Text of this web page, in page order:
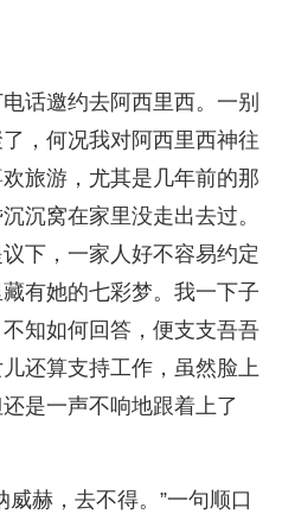
话邀约去阿西里西。一别
，何况我对阿西里西神往
旅游，尤其是几年前的那
沉窝在家里没走出去过。
下，一家人好不容易约定
有她的七彩梦。我一下子
知如何回答，便支支吾吾
还算支持工作，虽然脸上
是一声不响地跟着上了
威赫，去不得。”一句顺口